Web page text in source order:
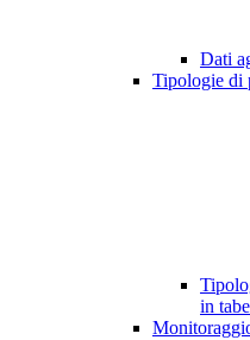
Dati
Tipologie di
in